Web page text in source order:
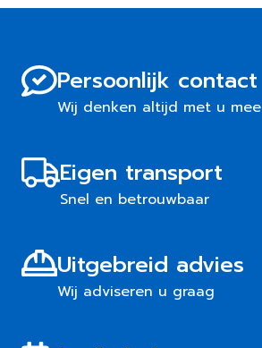
Persoonlijk contact
Wij denken altijd met u mee
Eigen transport
Snel en betrouwbaar
Uitgebreid advies
Wij adviseren u graag